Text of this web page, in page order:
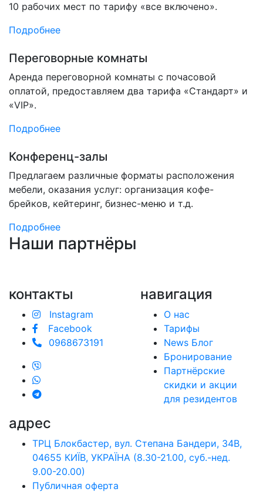
10 рабочих мест по тарифу «все включено».
Подробнее
Переговорные комнаты
Аренда переговорной комнаты с почасовой
оплатой, предоставляем два тарифа «Стандарт» и
«VIP».
Подробнее
Конференц-залы
Предлагаем различные форматы расположения
мебели, оказания услуг: организация кофе-
брейков, кейтеринг, бизнес-меню и т.д.
Подробнее
Наши партнёры
контакты
Instagram
Facebook
0968673191
навигация
О нас
Тарифы
News Блог
Бронирование
Партнёрские
скидки и акции
для резидентов
адрес
ТРЦ Блокбастер, вул. Степана Бандери, 34В,
04655 КИЇВ, УКРАЇНА (8.30-21.00, cуб.-нед.
9.00-20.00)
Публичная оферта